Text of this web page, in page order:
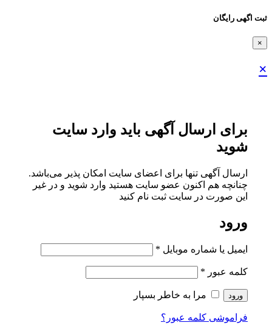
ثبت اگهی رایگان
×
×
برای ارسال آگهی باید وارد سایت
شوید
ارسال آگهی تنها برای اعضای سایت امکان پذیر می‌باشد.
چنانچه هم‌ اکنون عضو سایت هستید وارد شوید و در غیر
این صورت در سایت ثبت نام کنید
ورود
ایمیل یا شماره موبایل *
کلمه عبور *
ورود مرا به خاطر بسپار
فراموشی کلمه عبور؟